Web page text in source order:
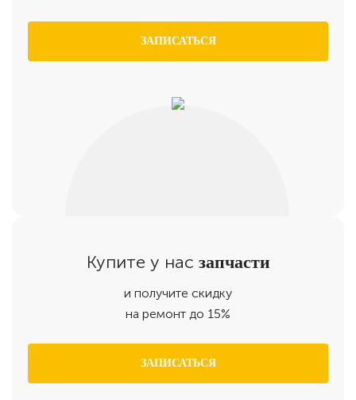
ЗАПИСАТЬСЯ
Купите у нас запчасти
и получите скидку
на ремонт до 15%
ЗАПИСАТЬСЯ